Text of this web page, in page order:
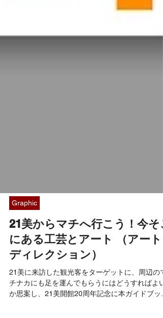
Graphic
21美からマチへ行こう！今そ
にある工芸とアート （アート
ディレクション）
21美に来訪した観光客をターゲットに、周辺のマ